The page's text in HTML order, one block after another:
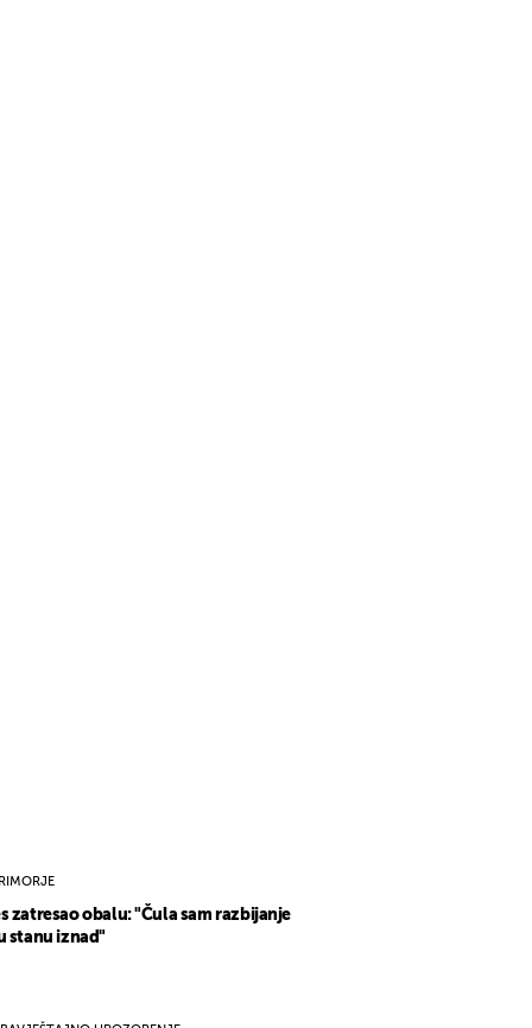
zatresao obalu: "Čula sam razbijanje
stanu iznad"